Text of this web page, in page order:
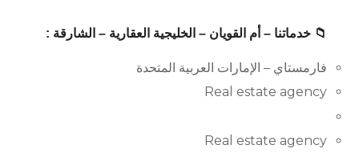
📁 خدماتنا – أم القويان – الخليجية العقارية – الشارقة :
فارمستاي – الإمارات العربية المتحدة
Real estate agency
Real estate agency